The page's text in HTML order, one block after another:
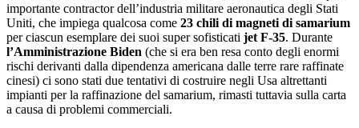
importante contractor dell’industria militare aeronautica degli Stati
Uniti, che impiega qualcosa come 23 chili di magneti di samarium
per ciascun esemplare dei suoi super sofisticati jet F-35. Durante
l’Amministrazione Biden (che si era ben resa conto degli enormi
rischi derivanti dalla dipendenza americana dalle terre rare raffinate
cinesi) ci sono stati due tentativi di costruire negli Usa altrettanti
impianti per la raffinazione del samarium, rimasti tuttavia sulla carta
a causa di problemi commerciali.